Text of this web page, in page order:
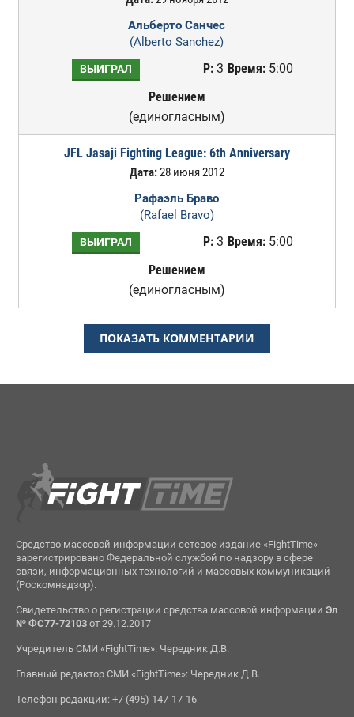
Альберто Санчес
(Alberto Sanchez)
ВЫИГРАЛ Р:3 Время:5:00
Решением
(единогласным)
JFL Jasaji Fighting League: 6th Anniversary
Дата:28 июня 2012
Рафаэль Браво
(Rafael Bravo)
ВЫИГРАЛ Р:3 Время:5:00
Решением
(единогласным)
ПОКАЗАТЬ КОММЕНТАРИИ
Средство массовой информации сетевое издание «FightTime»
зарегистрировано Федеральной службой по надзору в сфере
связи, информационных технологий и массовых коммуникаций
(Роскомнадзор).
Свидетельство о регистрации средства массовой информации Эл
№ ФС77-72103от 29.12.2017
Учредитель СМИ «FightTime»: Чередник Д.В.
Главный редактор СМИ «FightTime»: Чередник Д.В.
Телефон редакции: +7 (495) 147-17-16